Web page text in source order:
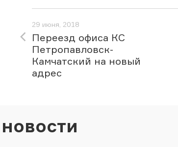
29 июня, 2018
Переезд офиса КС
Петропавловск-
Камчатский на новый
адрес